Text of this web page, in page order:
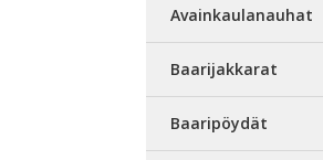
Avainkaulanauhat
Baarijakkarat
Baaripöydät